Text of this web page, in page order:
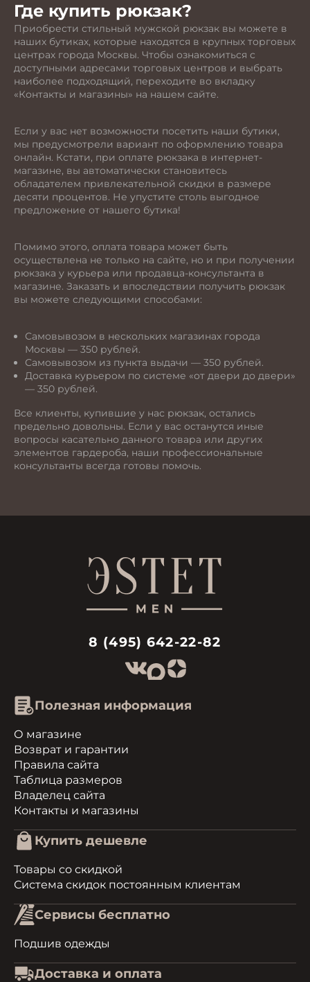
Где купить рюкзак?
Приобрести стильный мужской рюкзак вы можете в
наших бутиках, которые находятся в крупных торговых
центрах города Москвы. Чтобы ознакомиться с
доступными адресами торговых центров и выбрать
наиболее подходящий, переходите во вкладку
«Контакты и магазины» на нашем сайте.
Если у вас нет возможности посетить наши бутики,
мы предусмотрели вариант по оформлению товара
онлайн. Кстати, при оплате рюкзака в интернет-
магазине, вы автоматически становитесь
обладателем привлекательной скидки в размере
десяти процентов. Не упустите столь выгодное
предложение от нашего бутика!
Помимо этого, оплата товара может быть
осуществлена не только на сайте, но и при получении
рюкзака у курьера или продавца-консультанта в
магазине. Заказать и впоследствии получить рюкзак
вы можете следующими способами:
Самовывозом в нескольких магазинах города
Москвы — 350 рублей.
Самовывозом из пункта выдачи — 350 рублей.
Доставка курьером по системе «от двери до двери»
— 350 рублей.
Все клиенты, купившие у нас рюкзак, остались
предельно довольны. Если у вас останутся иные
вопросы касательно данного товара или других
элементов гардероба, наши профессиональные
консультанты всегда готовы помочь.
8 (495) 642-22-82
Полезная информация
О магазине
Возврат и гарантии
Правила сайта
Таблица размеров
Владелец сайта
Контакты и магазины
Купить дешевле
Товары со скидкой
Система скидок постоянным клиентам
Сервисы бесплатно
Подшив одежды
Доставка и оплата